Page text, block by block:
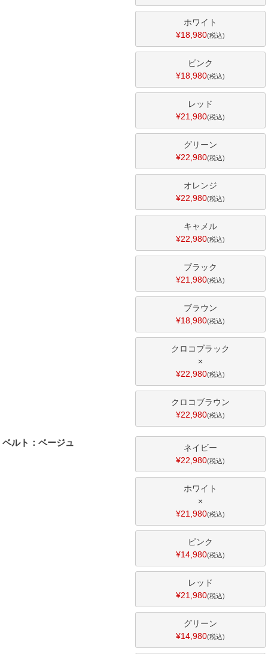
ホワイト
¥18,980 税込
ピンク
¥18,980 税込
レッド
¥21,980 税込
グリーン
¥22,980 税込
オレンジ
¥22,980 税込
キャメル
¥22,980 税込
ブラック
¥21,980 税込
ブラウン
¥18,980 税込
クロコブラック
×
¥22,980 税込
クロコブラウン
¥22,980 税込
ベルト：ベージュ
ネイビー
¥22,980 税込
ホワイト
×
¥21,980 税込
ピンク
¥14,980 税込
レッド
¥21,980 税込
グリーン
¥14,980 税込